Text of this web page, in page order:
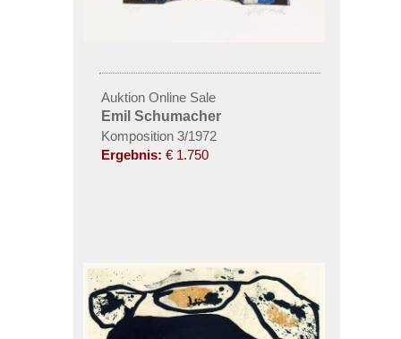
Auktion Online Sale
Emil Schumacher
Komposition 3/1972
Ergebnis: € 1.750